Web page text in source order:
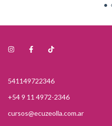
541149722346
+54 9 11 4972-2346
cursos@ecuzeolla.com.ar